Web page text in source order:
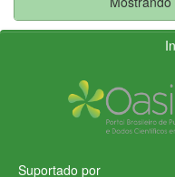
Suportado por